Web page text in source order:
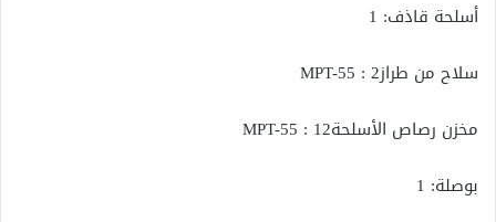
أسلحة قاذف: 1
سلاح من طرازMPT-55 : 2
مخزن رصاص الأسلحةMPT-55 : 12
بوصلة: 1